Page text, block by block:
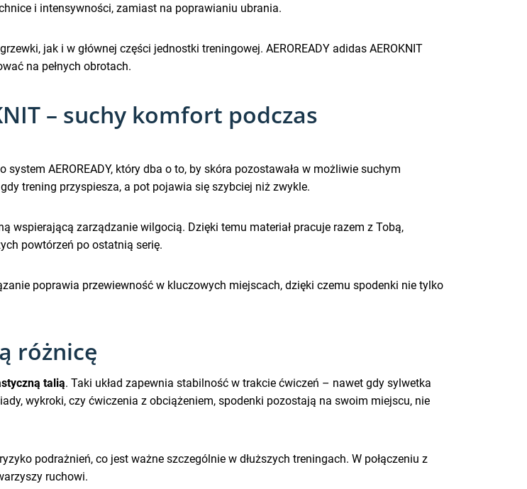
i intensywności, zamiast na poprawianiu ubrania.
jak i w głównej części jednostki treningowej. AEROREADY adidas AEROKNIT
na pełnych obrotach.
– suchy komfort podczas
AEROREADY, który dba o to, by skóra pozostawała w możliwie suchym
trening przyspiesza, a pot pojawia się szybciej niż zwykle.
wspierającą zarządzanie wilgocią. Dzięki temu materiał pracuje razem z Tobą,
powtórzeń po ostatnią serię.
poprawia przewiewność w kluczowych miejscach, dzięki czemu spodenki nie tylko
różnicę
talią. Taki układ zapewnia stabilność w trakcie ćwiczeń – nawet gdy sylwetka
wykroki, czy ćwiczenia z obciążeniem, spodenki pozostają na swoim miejscu, nie
podrażnień, co jest ważne szczególnie w dłuższych treningach. W połączeniu z
ruchowi.